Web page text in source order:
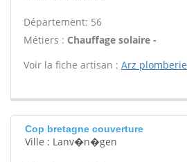
Département: 56
Métiers : Chauffage solaire -
Voir la fiche artisan : Arz plomberie
Cop bretagne couverture
Ville : Lanv�n�gen